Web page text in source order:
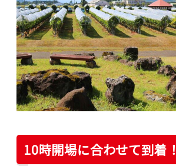
10時開場に合わせて到着！